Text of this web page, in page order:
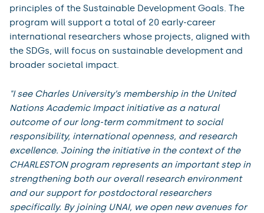
principles of the Sustainable Development Goals. The
program will support a total of 20 early-career
international researchers whose projects, aligned with
the SDGs, will focus on sustainable development and
broader societal impact.
"I see Charles University’s membership in the United
Nations Academic Impact initiative as a natural
outcome of our long-term commitment to social
responsibility, international openness, and research
excellence. Joining the initiative in the context of the
CHARLESTON program represents an important step in
strengthening both our overall research environment
and our support for postdoctoral researchers
specifically. By joining UNAI, we open new avenues for